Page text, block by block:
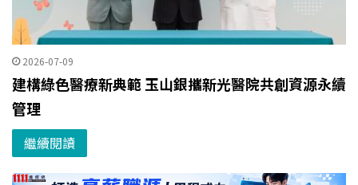
2026-07-09
建構綠色醫療新典範 玉山銀攜新光醫院共創資源永續
管理
繼續閱讀